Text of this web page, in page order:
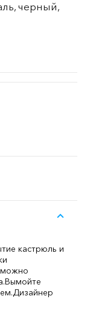
черный,
кастрюль и
Вымойте
Дизайнер